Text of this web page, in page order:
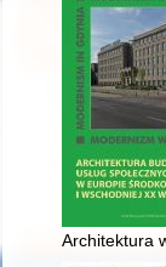
Architektura